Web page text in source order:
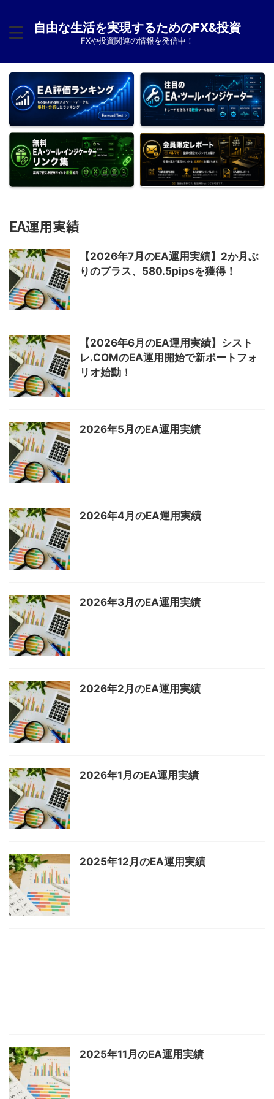
自由な生活を実現するためのFX&投資
FXや投資関連の情報を発信中！
EA運用実績
【2026年7月のEA運用実績】2か月ぶ
りのプラス、580.5pipsを獲得！
【2026年6月のEA運用実績】シスト
レ.COMのEA運用開始で新ポートフォ
リオ始動！
2026年5月のEA運用実績
2026年4月のEA運用実績
2026年3月のEA運用実績
2026年2月のEA運用実績
2026年1月のEA運用実績
2025年12月のEA運用実績
2025年11月のEA運用実績